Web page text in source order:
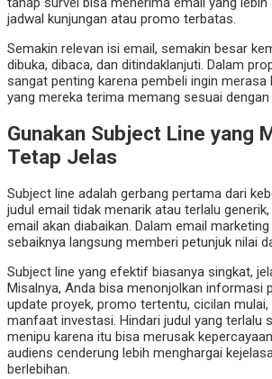
jadwal kunjungan atau promo terbatas.
Semakin relevan isi email, semakin besar
dibuka, dibaca, dan ditindaklanjuti. Dalam
sangat penting karena pembeli ingin merasa
yang mereka terima memang sesuai
Gunakan Subject Line yang
Tetap Jelas
Subject line adalah gerbang pertama dari
judul email tidak menarik atau terlalu
email akan diabaikan. Dalam email
sebaiknya langsung memberi petunjuk nilai
Subject line yang efektif biasanya singkat,
Misalnya, Anda bisa menonjolkan informasi
update proyek, promo tertentu, cicilan
manfaat investasi. Hindari judul yang terlalu
menipu karena itu bisa merusak
audiens cenderung lebih menghargai
berlebihan.